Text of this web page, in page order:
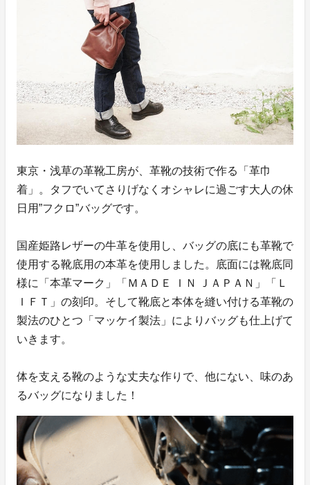
東京・浅草の革靴工房が、革靴の技術で作る「革巾
着」。タフでいてさりげなくオシャレに過ごす大人の休
日用”フクロ”バッグです。
国産姫路レザーの牛革を使用し、バッグの底にも革靴で
使用する靴底用の本革を使用しました。底面には靴底同
様に「本革マーク」「ＭＡＤＥ ＩＮ ＪＡＰＡＮ」「Ｌ
ＩＦＴ」の刻印。そして靴底と本体を縫い付ける革靴の
製法のひとつ「マッケイ製法」によりバッグも仕上げて
いきます。
体を支える靴のような丈夫な作りで、他にない、味のあ
るバッグになりました！